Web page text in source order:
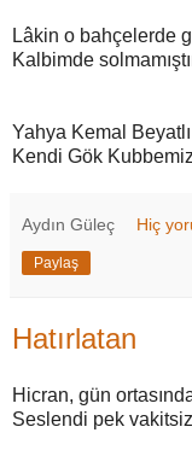
Lâkin o bahçelerde
Kalbimde
Yahya Kemal Beyatlı
Kendi Gök Kubbemiz
Aydın Güleç Hiç
Paylaş
Hatırlatan
Hicran, gün
Seslendi pek